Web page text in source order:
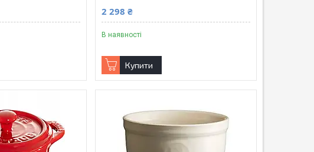
2 298 ₴
В наявності
Купити